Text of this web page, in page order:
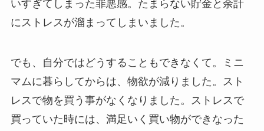
いすぎてしまった罪悪感。たまらない貯金と余計
にストレスが溜まってしまいました。
でも、自分ではどうすることもできなくて。ミニ
マムに暮らしてからは、物欲が減りました。スト
レスで物を買う事がなくなりました。ストレスで
買っていた時には、満足いく買い物ができなった